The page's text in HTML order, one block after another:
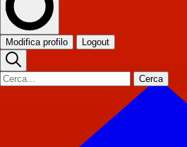
Modifica profilo Logout
Cerca